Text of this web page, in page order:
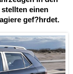
einen
gef?hrdet.